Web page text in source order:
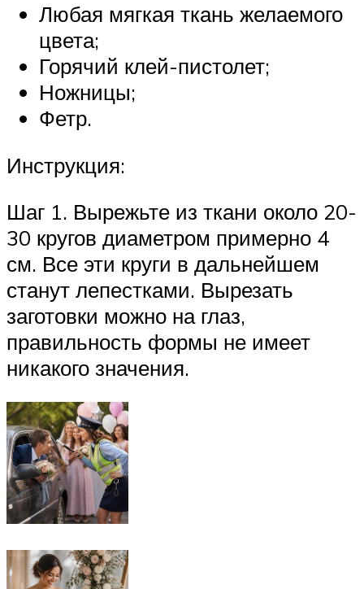
Любая мягкая ткань желаемого
цвета;
Горячий клей-пистолет;
Ножницы;
Фетр.
Инструкция:
Шаг 1. Вырежьте из ткани около 20-
30 кругов диаметром примерно 4
см. Все эти круги в дальнейшем
станут лепестками. Вырезать
заготовки можно на глаз,
правильность формы не имеет
никакого значения.